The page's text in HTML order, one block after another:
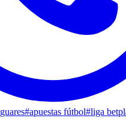
#apuestas fútbol#liga